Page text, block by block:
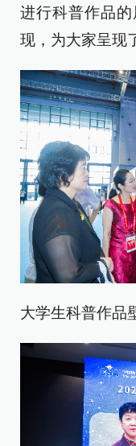
进行科普作品
现，为大家呈现
大学生科普作品